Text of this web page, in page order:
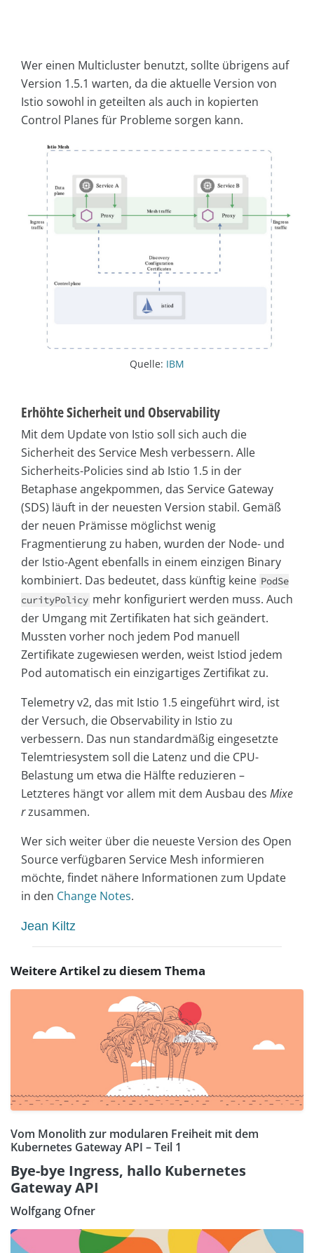
Wer einen Multicluster benutzt, sollte übrigens auf
Version 1.5.1 warten, da die aktuelle Version von
Istio sowohl in geteilten als auch in kopierten
Control Planes für Probleme sorgen kann.
Quelle: IBM
Erhöhte Sicherheit und Observability
Mit dem Update von Istio soll sich auch die
Sicherheit des Service Mesh verbessern. Alle
Sicherheits-Policies sind ab Istio 1.5 in der
Betaphase angekpommen, das Service Gateway
(SDS) läuft in der neuesten Version stabil. Gemäß
der neuen Prämisse möglichst wenig
Fragmentierung zu haben, wurden der Node- und
der Istio-Agent ebenfalls in einem einzigen Binary
kombiniert. Das bedeutet, dass künftig keine PodSe
curityPolicy mehr konfiguriert werden muss. Auch
der Umgang mit Zertifikaten hat sich geändert.
Mussten vorher noch jedem Pod manuell
Zertifikate zugewiesen werden, weist Istiod jedem
Pod automatisch ein einzigartiges Zertifikat zu.
Telemetry v2, das mit Istio 1.5 eingeführt wird, ist
der Versuch, die Observability in Istio zu
verbessern. Das nun standardmäßig eingesetzte
Telemtriesystem soll die Latenz und die CPU-
Belastung um etwa die Hälfte reduzieren –
Letzteres hängt vor allem mit dem Ausbau des Mixe
rzusammen.
Wer sich weiter über die neueste Version des Open
Source verfügbaren Service Mesh informieren
möchte, findet nähere Informationen zum Update
in den Change Notes.
Jean Kiltz
Weitere Artikel zu diesem Thema
Vom Monolith zur modularen Freiheit mit dem
Kubernetes Gateway API – Teil 1
Bye-bye Ingress, hallo Kubernetes
Gateway API
Wolfgang Ofner